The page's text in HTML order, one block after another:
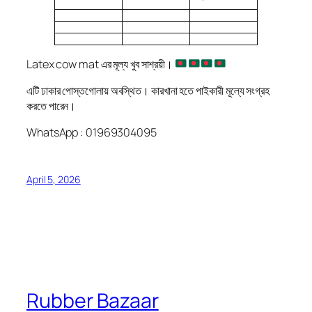
Latex cow mat এর মূল্য খুব সাশ্রয়ী।
এটি ঢাকার পোস্তগোলায় অবস্থিত। কারখানা হতে পাইকারী মূল্যে সংগ্রহ
করতে পারেন।
WhatsApp : 01969304095
April 5, 2026
Rubber Bazaar